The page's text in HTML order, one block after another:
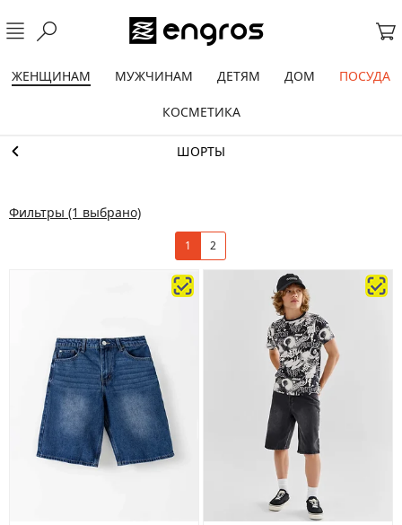
ЖЕНЩИНАМ МУЖЧИНАМ ДЕТЯМ ДОМ ПОСУДА
КОСМЕТИКА
ШОРТЫ
Фильтры (1 выбрано)
1 2